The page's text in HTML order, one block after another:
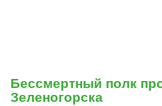
Бессмертный полк
Зеленогорска